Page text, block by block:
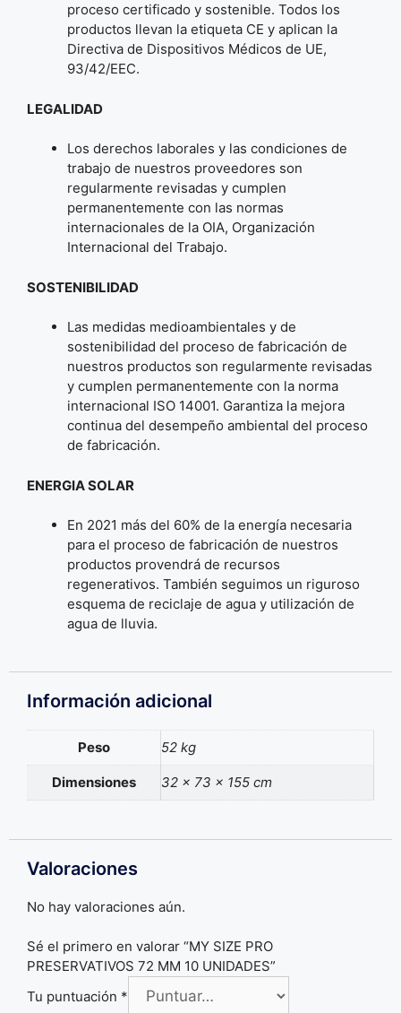
proceso certificado y sostenible. Todos los
productos llevan la etiqueta CE y aplican la
Directiva de Dispositivos Médicos de UE,
93/42/EEC.
LEGALIDAD
Los derechos laborales y las condiciones de
trabajo de nuestros proveedores son
regularmente revisadas y cumplen
permanentemente con las normas
internacionales de la OIA, Organización
Internacional del Trabajo.
SOSTENIBILIDAD
Las medidas medioambientales y de
sostenibilidad del proceso de fabricación de
nuestros productos son regularmente revisadas
y cumplen permanentemente con la norma
internacional ISO 14001. Garantiza la mejora
continua del desempeño ambiental del proceso
de fabricación.
ENERGIA SOLAR
En 2021 más del 60% de la energía necesaria
para el proceso de fabricación de nuestros
productos provendrá de recursos
regenerativos. También seguimos un riguroso
esquema de reciclaje de agua y utilización de
agua de lluvia.
Información adicional
Peso 52 kg
Dimensiones 32 × 73 × 155 cm
Valoraciones
No hay valoraciones aún.
Sé el primero en valorar “MY SIZE PRO
PRESERVATIVOS 72 MM 10 UNIDADES”
Tu puntuación *